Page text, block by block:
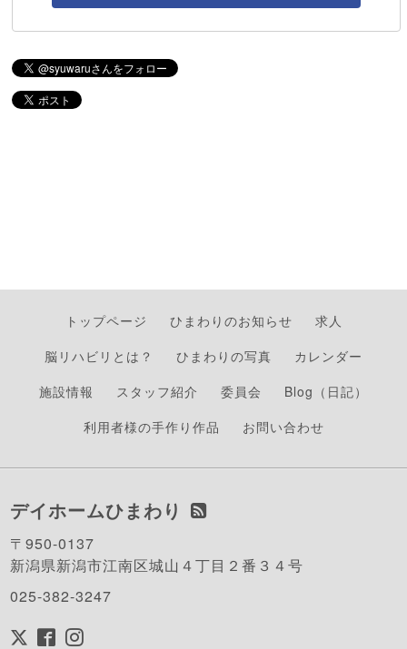
トップページ ひまわりのお知らせ
求人
脳リハビリとは？
ひまわりの写真
カレンダー
施設情報
スタッフ紹介 委員会
Blog（日記）
利用者様の手作り作品
お問い合わせ
デイホームひまわり
〒950-0137
新潟県新潟市江南区城山４丁目２番３４号
025-382-3247